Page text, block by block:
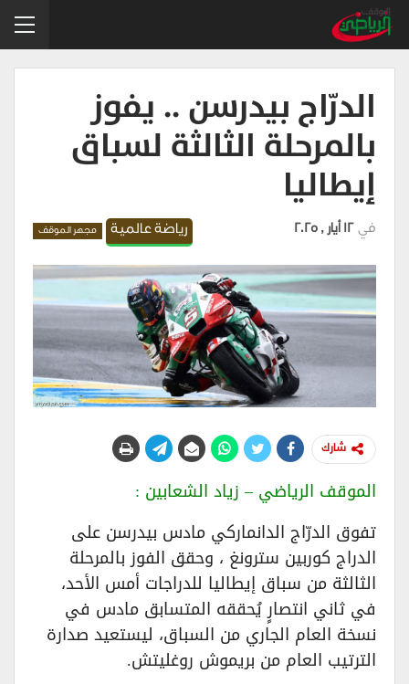
الدرّاج بيدرسن .. يفوز
بالمرحلة الثالثة لسباق
إيطاليا
رياضة عالمية مجهر الموقف في 12 أيار , 2025
شارك
الموقف الرياضي – زياد الشعابين :
تفوق الدرّاج الدانماركي مادس بيدرسن على
الدراج كوربين سترونغ ، وحقق الفوز بالمرحلة
الثالثة من سباق إيطاليا للدراجات أمس الأحد،
في ثاني انتصارٍ يُحققه المتسابق مادس في
نسخة العام الجاري من السباق، ليستعيد صدارة
الترتيب العام من بريموش روغليتش.